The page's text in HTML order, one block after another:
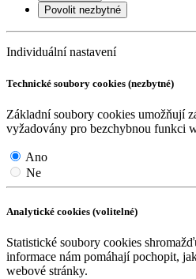
Povolit nezbytné
Individuální nastavení
Technické soubory cookies (nezbytné)
Základní soubory cookies umožňují
vyžadovány pro bezchybnou funkci
Ano
Ne
Analytické cookies (volitelné)
Statistické soubory cookies
informace nám pomáhají pochopit,
webové stránky.